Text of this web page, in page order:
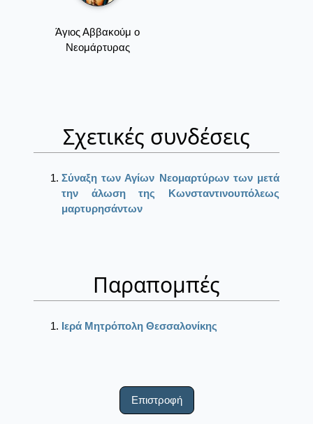
Άγιος Αββακούμ ο
Νεομάρτυρας
Σχετικές συνδέσεις
Σύναξη των Αγίων Νεομαρτύρων των μετά
την άλωση της Κωνσταντινουπόλεως
μαρτυρησάντων
Παραπομπές
Ιερά Μητρόπολη Θεσσαλονίκης
Επιστροφή